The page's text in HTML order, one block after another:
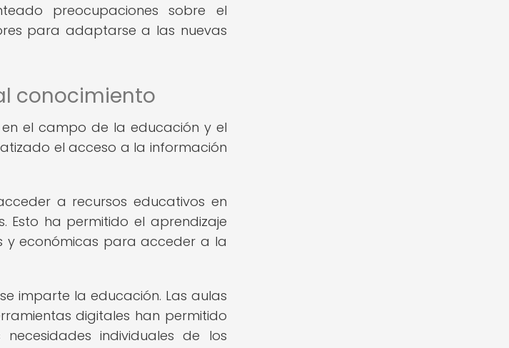
preocupaciones sobre el
para adaptarse a las nuevas
conocimiento
el campo de la educación y el
el acceso a la información
a recursos educativos en
Esto ha permitido el aprendizaje
y económicas para acceder a la
imparte la educación. Las aulas
digitales han permitido
individuales de los